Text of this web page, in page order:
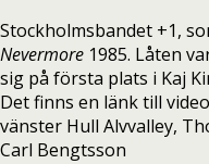
Stockholmsbandet +1,
Nevermore 1985. Låten
sig på första plats i Kaj
Det finns en länk till
vänster Hull Alvvalley,
Carl Bengtsson